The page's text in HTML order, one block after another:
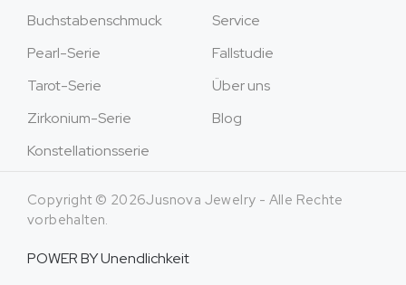
Buchstabenschmuck
Pearl-Serie
Tarot-Serie
Zirkonium-Serie
Konstellationsserie
Service
Fallstudie
Über uns
Blog
Copyright © 2026Jusnova Jewelry - Alle Rechte
vorbehalten.
POWER BYUnendlichkeit